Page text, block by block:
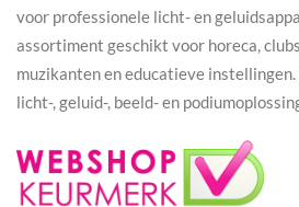
voor professionele licht- en
assortiment geschikt voor horeca,
muzikanten en educatieve
licht-, geluid-, beeld- en